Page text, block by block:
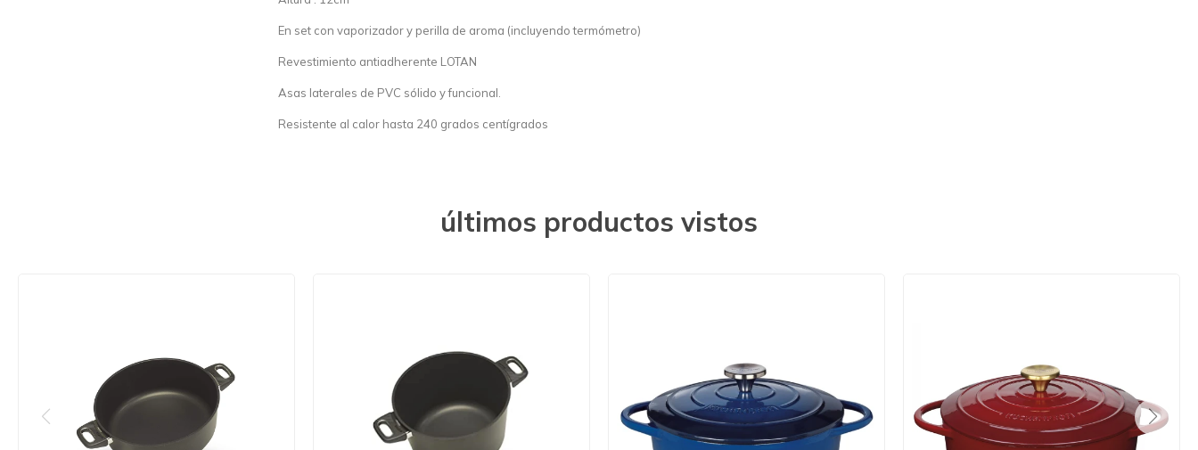
En set con vaporizador y perilla de aroma (incluyendo termómetro)
Revestimiento antiadherente LOTAN
Asas laterales de PVC sólido y funcional.
Resistente al calor hasta 240 grados centígrados
últimos productos vistos